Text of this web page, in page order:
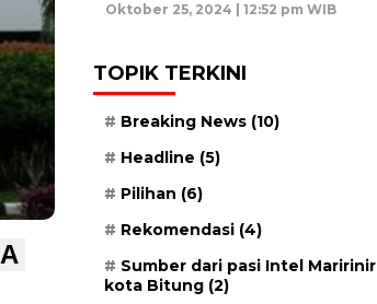
A
Oktober 25, 2024 | 12:52 pm WIB
TOPIK TERKINI
Breaking News (10)
Headline (5)
Pilihan (6)
Rekomendasi (4)
Sumber dari pasi Intel Maririnir
kota Bitung (2)